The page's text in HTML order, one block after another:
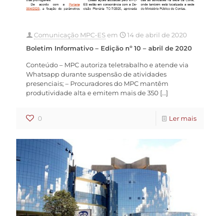
Comunicação MPC-ESem
14 de abril de 2020
Boletim Informativo – Edição nº 10 – abril de 2020
Conteúdo – MPC autoriza teletrabalho e atende via
Whatsapp durante suspensão de atividades
presenciais; – Procuradores do MPC mantêm
produtividade alta e emitem mais de 350 […]
0 Ler mais